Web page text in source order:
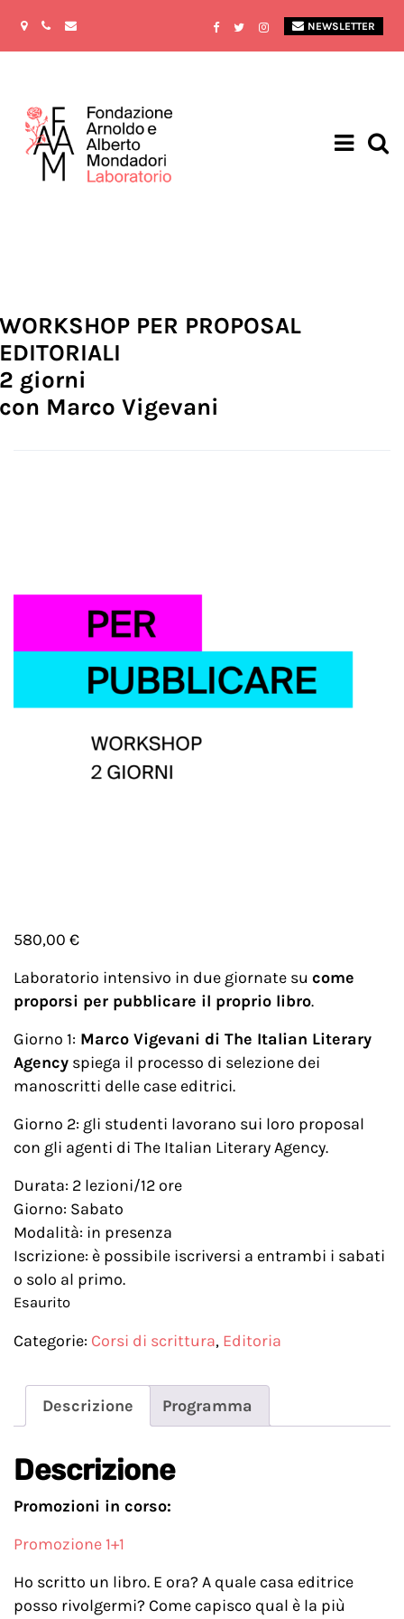
NEWSLETTER
WORKSHOP PER PROPOSAL
EDITORIALI
2 giorni
con Marco Vigevani
580,00 €
Laboratorio intensivo in due giornate su come
proporsi per pubblicare il proprio libro.
Giorno 1: Marco Vigevani di The Italian Literary
Agency spiega il processo di selezione dei
manoscritti delle case editrici.
Giorno 2: gli studenti lavorano sui loro proposal
con gli agenti di The Italian Literary Agency.
Durata: 2 lezioni/12 ore
Giorno: Sabato
Modalità: in presenza
Iscrizione: è possibile iscriversi a entrambi i sabati
o solo al primo.
Esaurito
Categorie: Corsi di scrittura, Editoria
Descrizione Programma
Descrizione
Promozioni in corso:
Promozione 1+1
Ho scritto un libro. E ora? A quale casa editrice
posso rivolgermi? Come capisco qual è la più